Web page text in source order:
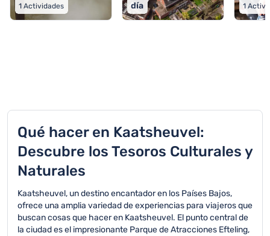
1 Actividades
día
1
Qué hacer en Kaatsheuvel:
Descubre los Tesoros Culturales y
Naturales
Kaatsheuvel, un destino encantador en los Países Bajos,
ofrece una amplia variedad de experiencias para viajeros que
buscan cosas que hacer en Kaatsheuvel. El punto central de
la ciudad es el impresionante Parque de Atracciones Efteling,